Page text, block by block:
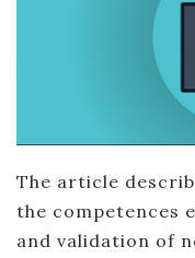
The article
the competences
and validation of